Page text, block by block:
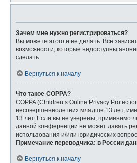
Зачем мне нужно регистрироваться?
Вы можете этого и не делать. Всё
возможности, которые недоступны
сделать.
Вернуться к началу
Что такое COPPA?
COPPA (Children’s Online Privacy
несовершеннолетних младше 13 лет,
13 лет. Если вы не уверены, применимо
данной конференции не может давать
использования и/или юридических
Примечание переводчика: в России
Вернуться к началу